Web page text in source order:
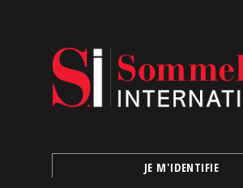
JE M'IDENTIFIE